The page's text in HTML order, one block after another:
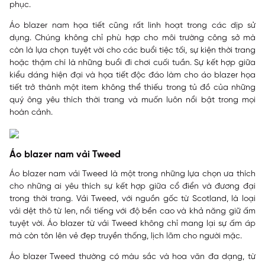
phục.
Áo blazer nam họa tiết cũng rất linh hoạt trong các dịp sử
dụng. Chúng không chỉ phù hợp cho môi trường công sở mà
còn là lựa chọn tuyệt vời cho các buổi tiệc tối, sự kiện thời trang
hoặc thậm chí là những buổi đi chơi cuối tuần. Sự kết hợp giữa
kiểu dáng hiện đại và họa tiết độc đáo làm cho áo blazer họa
tiết trở thành một item không thể thiếu trong tủ đồ của những
quý ông yêu thích thời trang và muốn luôn nổi bật trong mọi
hoàn cảnh.
Áo blazer nam vải Tweed
Áo blazer nam vải Tweed là một trong những lựa chọn ưa thích
cho những ai yêu thích sự kết hợp giữa cổ điển và đương đại
trong thời trang. Vải Tweed, với nguồn gốc từ Scotland, là loại
vải dệt thô từ len, nổi tiếng với độ bền cao và khả năng giữ ấm
tuyệt vời. Áo blazer từ vải Tweed không chỉ mang lại sự ấm áp
mà còn tôn lên vẻ đẹp truyền thống, lịch lãm cho người mặc.
Áo blazer Tweed thường có màu sắc và hoa văn đa dạng, từ